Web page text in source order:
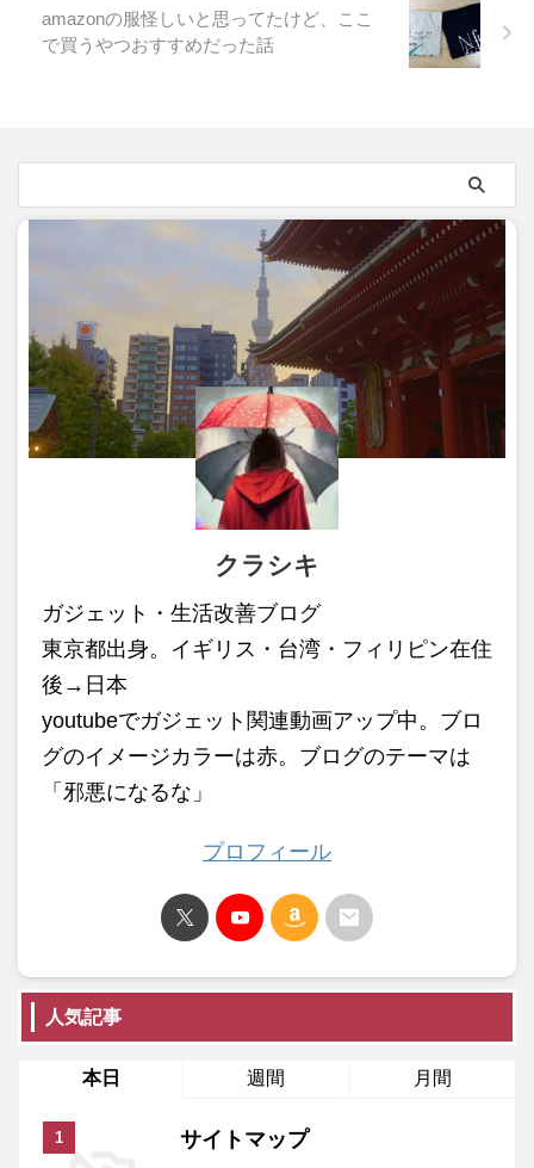
amazonの服怪しいと思ってたけど、ここ
で買うやつおすすめだった話
クラシキ
ガジェット・生活改善ブログ
東京都出身。イギリス・台湾・フィリピン在住
後→日本
youtubeでガジェット関連動画アップ中。ブロ
グのイメージカラーは赤。ブログのテーマは
「邪悪になるな」
プロフィール
人気記事
本日 週間 月間
サイトマップ